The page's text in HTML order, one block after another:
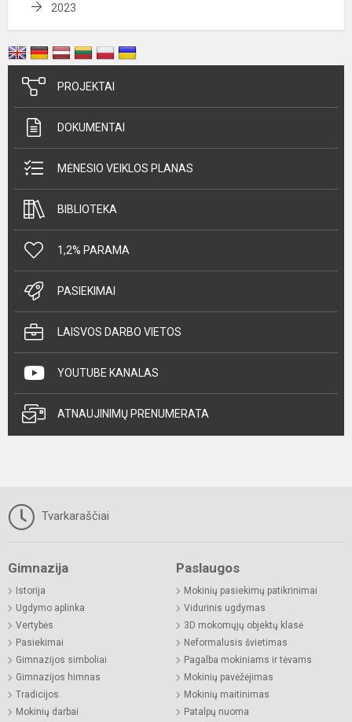
2023
PROJEKTAI
DOKUMENTAI
MĖNESIO VEIKLOS PLANAS
BIBLIOTEKA
1,2% PARAMA
PASIEKIMAI
LAISVOS DARBO VIETOS
YOUTUBE KANALAS
ATNAUJINIMŲ PRENUMERATA
Tvarkaraščiai
Gimnazija
Istorija
Ugdymo aplinka
Vertybės
Pasiekimai
Gimnazijos simboliai
Gimnazijos himnas
Tradicijos
Mokinių darbai
Paslaugos
Mokinių pasiekimų patikrinimai
Vidurinis ugdymas
3D mokomųjų objektų klasė
Neformalusis švietimas
Pagalba mokiniams ir tėvams
Mokinių pavėžėjimas
Mokinių maitinimas
Patalpų nuoma